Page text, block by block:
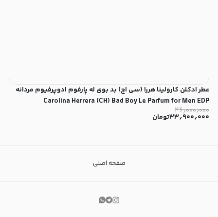
عطر ادکلن کارولینا هررا (سی اچ) بد بوی له پارفوم ادوپرفیوم مردانه
Carolina Herrera (CH) Bad Boy Le Parfum for Men EDP
۴۶٫۰۰۰٫۰۰۰
۳۳٫۹۰۰٫۰۰۰تومان
صفحه اصلی